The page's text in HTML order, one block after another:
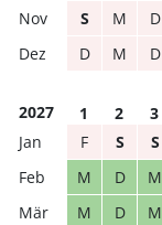
S
M D
D
M D
2027 1 2 3
F
S S
M
D M
M
D M